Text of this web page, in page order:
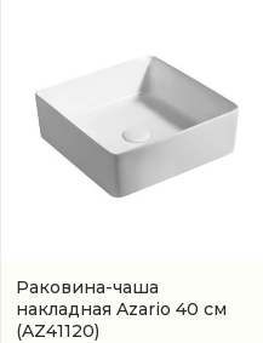
Раковина-чаша
накладная Azario 40 см
(AZ41120)